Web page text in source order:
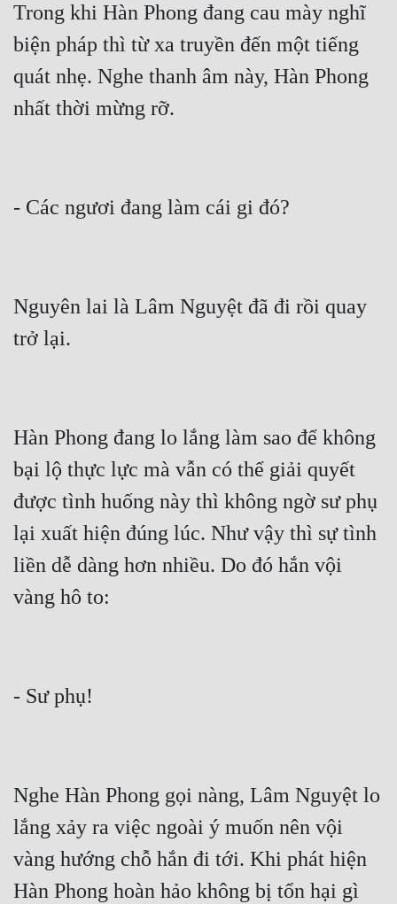
Trong khi Hàn Phong đang cau mày nghĩ
biện pháp thì từ xa truyền đến một tiếng
quát nhẹ. Nghe thanh âm này, Hàn Phong
nhất thời mừng rỡ.
- Các ngươi đang làm cái gi đó?
Nguyên lai là Lâm Nguyệt đã đi rồi quay
trở lại.
Hàn Phong đang lo lắng làm sao để không
bại lộ thực lực mà vẫn có thể giải quyết
được tình huống này thì không ngờ sư phụ
lại xuất hiện đúng lúc. Như vậy thì sự tình
liền dễ dàng hơn nhiều. Do đó hắn vội
vàng hô to:
- Sư phụ!
Nghe Hàn Phong gọi nàng, Lâm Nguyệt lo
lắng xảy ra việc ngoài ý muốn nên vội
vàng hướng chỗ hắn đi tới. Khi phát hiện
Hàn Phong hoàn hảo không bị tổn hại gì